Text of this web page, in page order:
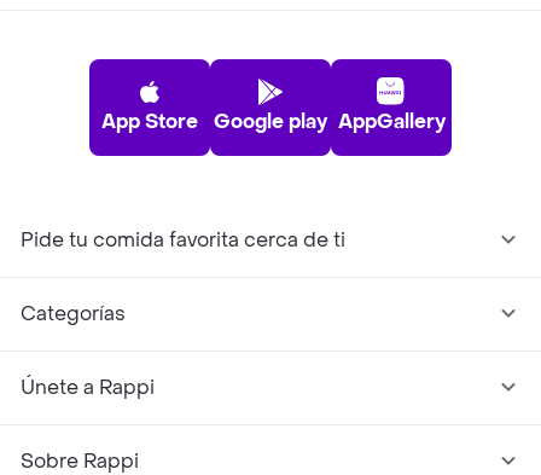
App Store Google play AppGallery
Pide tu comida favorita cerca de ti
Categorías
Únete a Rappi
Sobre Rappi